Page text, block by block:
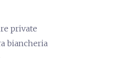
private
biancheria